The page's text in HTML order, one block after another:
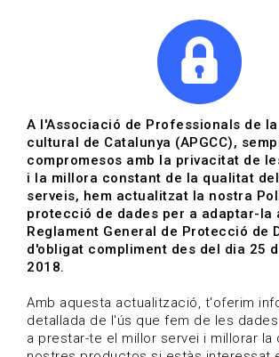
Actualitza't
Vols estar al dia?
HOME / BLOG
Estigues al
Convocatòries, activitats i notícies
A l'Associació de Professionals de
cultural de Catalunya (APGCC),
compromesos amb la privacitat de
i la millora constant de la qualitat
serveis, hem actualitzat la nostra
protecció de dades per a adaptar-la
Reglament General de Protecció de
d'obligat compliment des del dia 25
2018.
Amb aquesta actualització, t'oferim
detallada de l'ús que fem de les
a prestar-te el millor servei i millorar la